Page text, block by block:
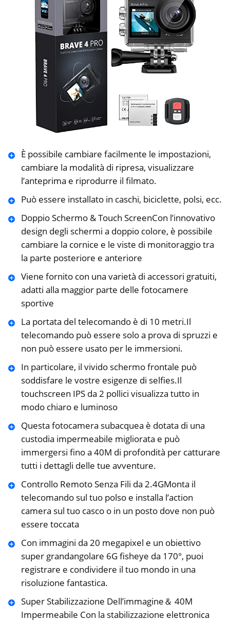
È possibile cambiare facilmente le impostazioni,
cambiare la modalità di ripresa, visualizzare
l’anteprima e riprodurre il filmato.
Può essere installato in caschi, biciclette, polsi, ecc.
Doppio Schermo & Touch ScreenCon l’innovativo
design degli schermi a doppio colore, è possibile
cambiare la cornice e le viste di monitoraggio tra
la parte posteriore e anteriore
Viene fornito con una varietà di accessori gratuiti,
adatti alla maggior parte delle fotocamere
sportive
La portata del telecomando è di 10 metri.Il
telecomando può essere solo a prova di spruzzi e
non può essere usato per le immersioni.
In particolare, il vivido schermo frontale può
soddisfare le vostre esigenze di selfies.Il
touchscreen IPS da 2 pollici visualizza tutto in
modo chiaro e luminoso
Questa fotocamera subacquea è dotata di una
custodia impermeabile migliorata e può
immergersi fino a 40M di profondità per catturare
tutti i dettagli delle tue avventure.
Controllo Remoto Senza Fili da 2.4GMonta il
telecomando sul tuo polso e installa l’action
camera sul tuo casco o in un posto dove non può
essere toccata
Con immagini da 20 megapixel e un obiettivo
super grandangolare 6G fisheye da 170°, puoi
registrare e condividere il tuo mondo in una
risoluzione fantastica.
Super Stabilizzazione Dell’immagine＆ 40M
Impermeabile Con la stabilizzazione elettronica